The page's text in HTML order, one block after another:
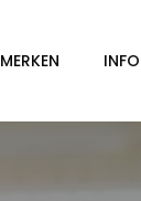
MERKEN